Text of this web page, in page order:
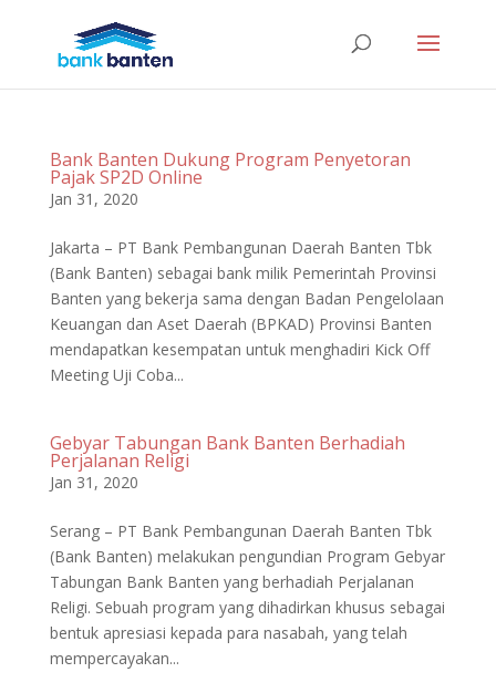
Bank Banten Dukung Program Penyetoran
Pajak SP2D Online
Jan 31, 2020
Jakarta – PT Bank Pembangunan Daerah Banten Tbk
(Bank Banten) sebagai bank milik Pemerintah Provinsi
Banten yang bekerja sama dengan Badan Pengelolaan
Keuangan dan Aset Daerah (BPKAD) Provinsi Banten
mendapatkan kesempatan untuk menghadiri Kick Off
Meeting Uji Coba...
Gebyar Tabungan Bank Banten Berhadiah
Perjalanan Religi
Jan 31, 2020
Serang – PT Bank Pembangunan Daerah Banten Tbk
(Bank Banten) melakukan pengundian Program Gebyar
Tabungan Bank Banten yang berhadiah Perjalanan
Religi. Sebuah program yang dihadirkan khusus sebagai
bentuk apresiasi kepada para nasabah, yang telah
mempercayakan...